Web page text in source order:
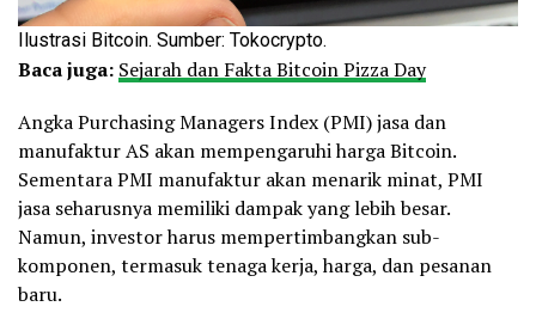
Ilustrasi Bitcoin. Sumber: Tokocrypto.
Baca juga: Sejarah dan Fakta Bitcoin Pizza Day
Angka Purchasing Managers Index (PMI) jasa dan
manufaktur AS akan mempengaruhi harga Bitcoin.
Sementara PMI manufaktur akan menarik minat, PMI
jasa seharusnya memiliki dampak yang lebih besar.
Namun, investor harus mempertimbangkan sub-
komponen, termasuk tenaga kerja, harga, dan pesanan
baru.